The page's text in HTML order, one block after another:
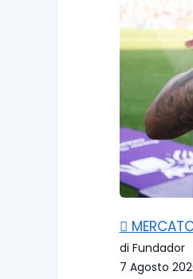
🪎
di Fundador
7 Agosto